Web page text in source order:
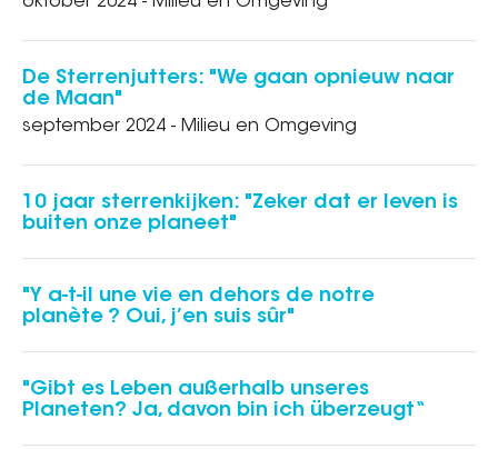
De Sterrenjutters: "We gaan opnieuw naar
de Maan"
september 2024 - Milieu en Omgeving
10 jaar sterrenkijken: "Zeker dat er leven is
buiten onze planeet"
"Y a-t-il une vie en dehors de notre
planète ? Oui, j’en suis sûr"
"Gibt es Leben außerhalb unseres
Planeten? Ja, davon bin ich überzeugt“